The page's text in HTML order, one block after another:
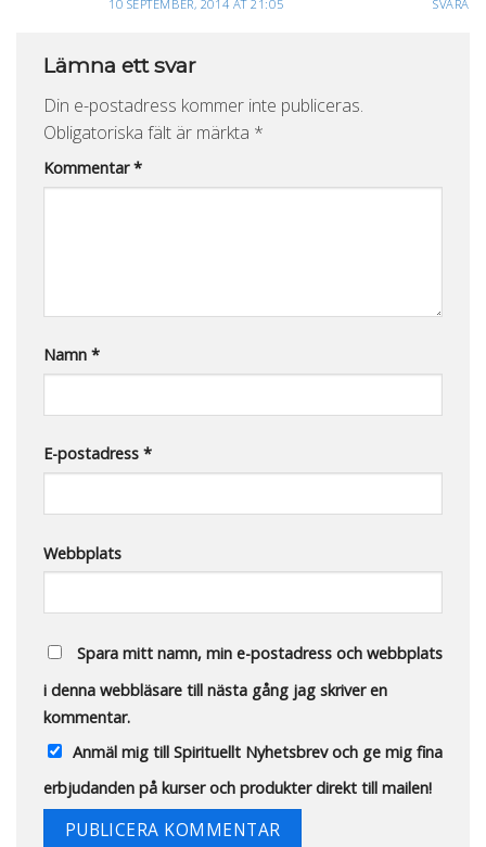
10 SEPTEMBER, 2014 AT 21:05 SVARA
Lämna ett svar
Din e-postadress kommer inte publiceras.
Obligatoriska fält är märkta *
Kommentar*
Namn *
E-postadress *
Webbplats
Spara mitt namn, min e-postadress och webbplats
i denna webbläsare till nästa gång jag skriver en
kommentar.
Anmäl mig till Spirituellt Nyhetsbrev och ge mig fina
erbjudanden på kurser och produkter direkt till mailen!